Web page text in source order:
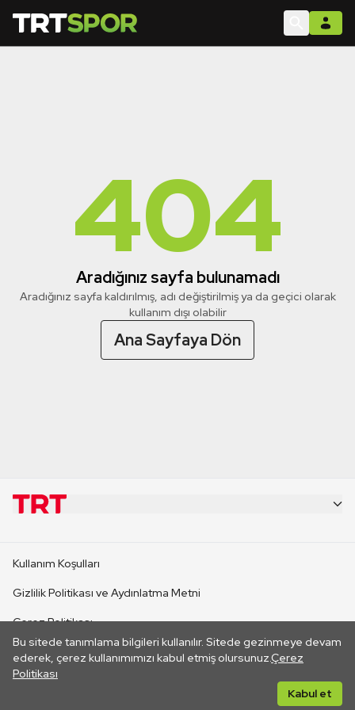
404
Aradığınız sayfa bulunamadı
Aradığınız sayfa kaldırılmış, adı değiştirilmiş ya da geçici olarak
kullanım dışı olabilir
Ana Sayfaya Dön
Bu sitede tanımlama bilgileri kullanılır. Sitede gezinmeye devam
ederek, çerez kullanımımızı kabul etmiş olursunuz.Çerez
Politikası
Kabul et
CANLI YAYINLAR
Kullanım Koşulları
Gizlilik Politikası ve Aydınlatma Metni
Çerez Politikası
İletişim
Her hakkı saklıdır. ©2026 TRT. Bağlantı yoluyla gidilen dış